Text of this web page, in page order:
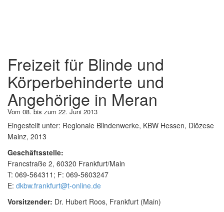
Freizeit für Blinde und
Körperbehinderte und
Angehörige in Meran
Vom 08. bis zum 22. Juni 2013
Eingestellt unter: Regionale Blindenwerke, KBW Hessen, Diözese
Mainz, 2013
Geschäftsstelle:
Francstraße 2, 60320 Frankfurt/Main
T: 069-564311; F: 069-5603247
E: dkbw.frankfurt@t-online.de
Vorsitzender: Dr. Hubert Roos, Frankfurt (Main)